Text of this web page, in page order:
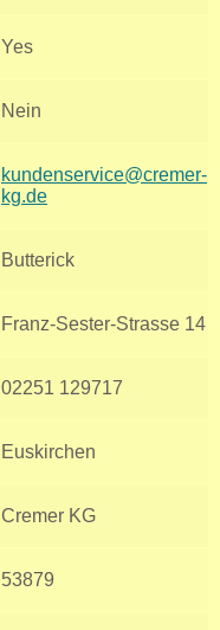
Yes
Nein
kundenservice@cremer-
kg.de
Butterick
Franz-Sester-Strasse 14
02251 129717
Euskirchen
Cremer KG
53879